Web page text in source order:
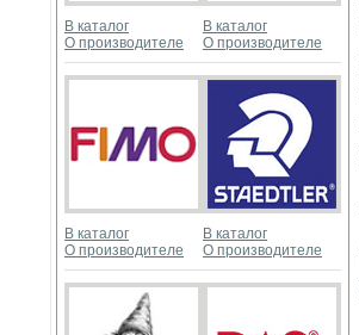
В каталог
О производителе
В каталог
О производителе
В каталог
О производителе
В каталог
О производителе